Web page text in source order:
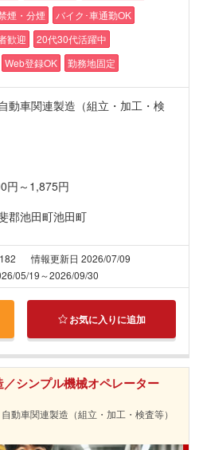
煙・分煙
バイク･車通勤OK
歓迎
20代30代活躍中
Web登録OK 勤務地固定
動車関連製造（組立・加工・検
円～1,875円
郡池田町池田町
情報更新日 2026/07/09
05/19～2026/09/30
お気に入りに追加
シンプル機械オペレーター
動車関連製造（組立・加工・検査等）